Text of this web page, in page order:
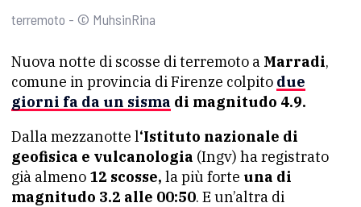
terremoto - © MuhsinRina
Nuova notte di scosse di terremoto a Marradi,
comune in provincia di Firenze colpito due
giorni fa da un sisma di magnitudo 4.9.
Dalla mezzanotte l‘Istituto nazionale di
geofisica e vulcanologia (Ingv) ha registrato
già almeno 12 scosse, la più forte una di
magnitudo 3.2 alle 00:50. E un’altra di